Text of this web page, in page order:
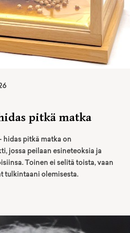
pitkä matka
hidas pitkä matka on
jossa peilaan esineteoksia ja
Toinen ei selitä toista, vaan
tulkintaani olemisesta.